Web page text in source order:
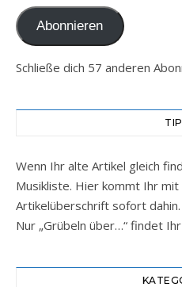
Abonnieren
Schließe dich 57 anderen
Wenn Ihr alte Artikel gleich
Musikliste. Hier kommt Ihr mit
Artikelüberschrift sofort dahin.
Nur „Grübeln über…“ findet